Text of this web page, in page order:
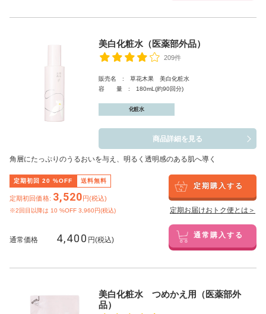
美白化粧水（医薬部外品）
209件
販売名 : 草花木果 美白化粧水
容 量 : 180mL(約90回分)
化粧水
商品詳細を見る
角層にたっぷりのうるおいを与え、明るく透明感のある肌へ導く
定期初回 20 %OFF 送料無料
定期初回価格: 3,520円(税込)
※2回目以降は 10 %OFF 3,960円(税込)
定期購入する
定期お届けおトク便とは＞
通常価格 4,400 円(税込) 通常購入する
美白化粧水 つめかえ用（医薬部外
品）